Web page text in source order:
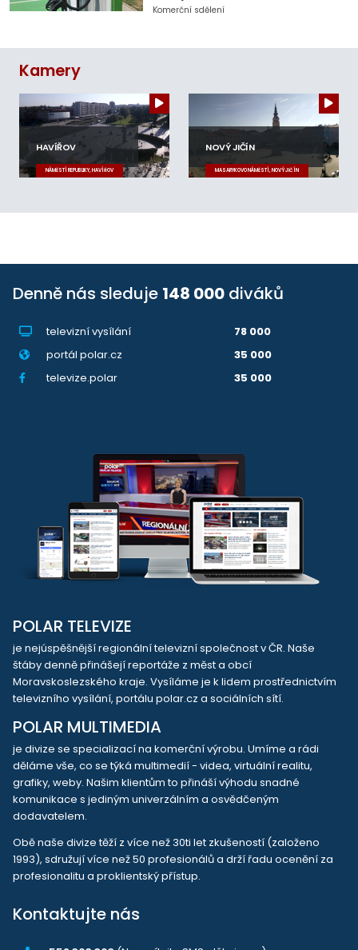
Komerční sdělení
Kamery
HAVÍŘOV
NÁMĚSTÍ REPUBLIKY, HAVÍŘOV
NOVÝ JIČÍN
MASARYKOVO NÁMĚSTÍ, NOVÝ JIČÍN
Denně nás sleduje 148 000 diváků
televizní vysílání
78 000
portál polar.cz
35 000
televize.polar
35 000
POLAR TELEVIZE
je nejúspěšnější regionální televizní společnost v ČR. Naše
štáby denně přinášejí reportáže z měst a obcí
Moravskoslezského kraje. Vysíláme je k lidem prostřednictvím
televizního vysílání, portálu polar.cz a sociálních sítí.
POLAR MULTIMEDIA
je divize se specializací na komerční výrobu. Umíme a rádi
děláme vše, co se týká multimedií - videa, virtuální realitu,
grafiky, weby. Našim klientům to přináší výhodu snadné
komunikace s jediným univerzálním a osvědčeným
dodavatelem.
Obě naše divize těží z více než 30ti let zkušeností (založeno
1993), sdružují více než 50 profesionálů a drží řadu ocenění za
profesionalitu a proklientský přístup.
Kontaktujte nás